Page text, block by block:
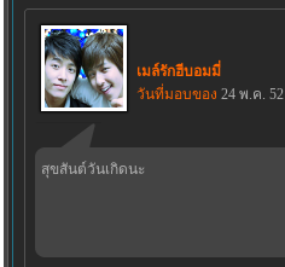
เมล์รักฮีบอมมี่
วันที่มอบของ 24 พ.ค. 52
สุขสันต์วันเกิดนะ